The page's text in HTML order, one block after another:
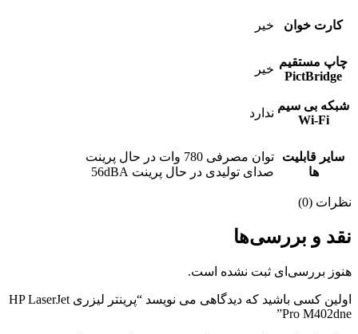
کارت خوان خیر
چاپ مستقیم
PictBridge
خیر
شبکه بی سیم
Wi-Fi
ندارد
سایر قابلیت
ها
توان مصرفی 780 وات در حال پرینت
صدای تولیدی در حال پرینت 56dBA
نظرات (0)
نقد و بررسی‌ها
هنوز بررسی‌ای ثبت نشده است.
اولین کسی باشید که دیدگاهی می نویسد “پرینتر لیزری HP LaserJet
Pro M402dne”